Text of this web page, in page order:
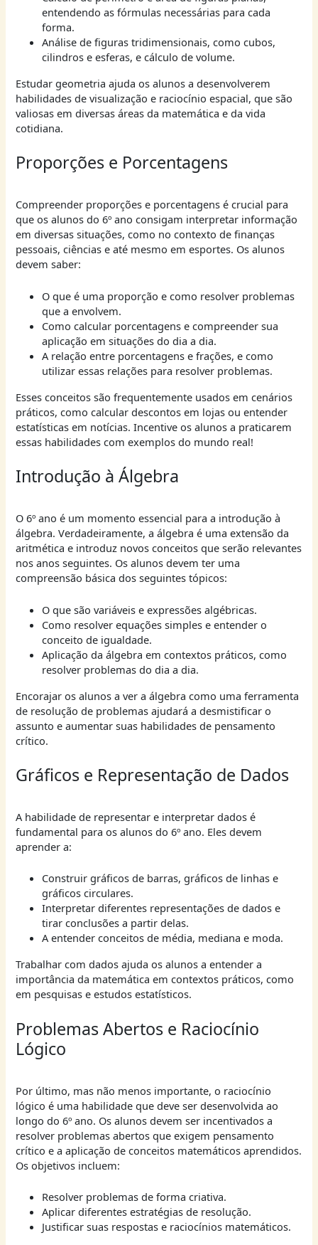
entendendo as fórmulas necessárias para cada
forma.
Análise de figuras tridimensionais, como cubos,
cilindros e esferas, e cálculo de volume.
Estudar geometria ajuda os alunos a desenvolverem
habilidades de visualização e raciocínio espacial, que são
valiosas em diversas áreas da matemática e da vida
cotidiana.
Proporções e Porcentagens
Compreender proporções e porcentagens é crucial para
que os alunos do 6º ano consigam interpretar informação
em diversas situações, como no contexto de finanças
pessoais, ciências e até mesmo em esportes. Os alunos
devem saber:
O que é uma proporção e como resolver problemas
que a envolvem.
Como calcular porcentagens e compreender sua
aplicação em situações do dia a dia.
A relação entre porcentagens e frações, e como
utilizar essas relações para resolver problemas.
Esses conceitos são frequentemente usados em cenários
práticos, como calcular descontos em lojas ou entender
estatísticas em notícias. Incentive os alunos a praticarem
essas habilidades com exemplos do mundo real!
Introdução à Álgebra
O 6º ano é um momento essencial para a introdução à
álgebra. Verdadeiramente, a álgebra é uma extensão da
aritmética e introduz novos conceitos que serão relevantes
nos anos seguintes. Os alunos devem ter uma
compreensão básica dos seguintes tópicos:
O que são variáveis e expressões algébricas.
Como resolver equações simples e entender o
conceito de igualdade.
Aplicação da álgebra em contextos práticos, como
resolver problemas do dia a dia.
Encorajar os alunos a ver a álgebra como uma ferramenta
de resolução de problemas ajudará a desmistificar o
assunto e aumentar suas habilidades de pensamento
crítico.
Gráficos e Representação de Dados
A habilidade de representar e interpretar dados é
fundamental para os alunos do 6º ano. Eles devem
aprender a:
Construir gráficos de barras, gráficos de linhas e
gráficos circulares.
Interpretar diferentes representações de dados e
tirar conclusões a partir delas.
A entender conceitos de média, mediana e moda.
Trabalhar com dados ajuda os alunos a entender a
importância da matemática em contextos práticos, como
em pesquisas e estudos estatísticos.
Problemas Abertos e Raciocínio
Lógico
Por último, mas não menos importante, o raciocínio
lógico é uma habilidade que deve ser desenvolvida ao
longo do 6º ano. Os alunos devem ser incentivados a
resolver problemas abertos que exigem pensamento
crítico e a aplicação de conceitos matemáticos aprendidos.
Os objetivos incluem:
Resolver problemas de forma criativa.
Aplicar diferentes estratégias de resolução.
Justificar suas respostas e raciocínios matemáticos.